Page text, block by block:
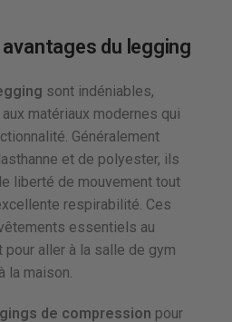
avantages du legging
sont indéniables,
matériaux modernes qui
Généralement
et de polyester, ils
liberté de mouvement tout
respirabilité. Ces
essentiels au
aller à la salle de gym
la maison.
de compression pour